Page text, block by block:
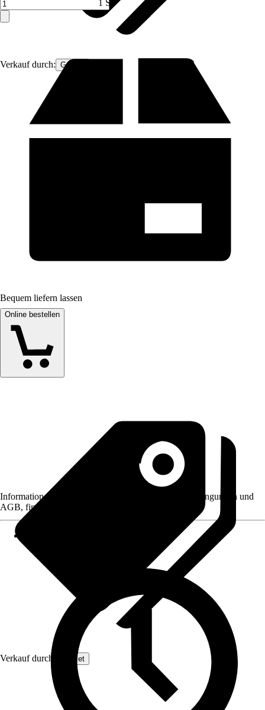
Verkauf durch: GarPet
1 ST
Bequem liefern lassen
Online bestellen
Verkauf durch: GarPet
Informationen des Verkäufers, wie z. B. Rückgabebedingungen und
AGB, finden Sie bei Klick auf den Verkäufernamen.